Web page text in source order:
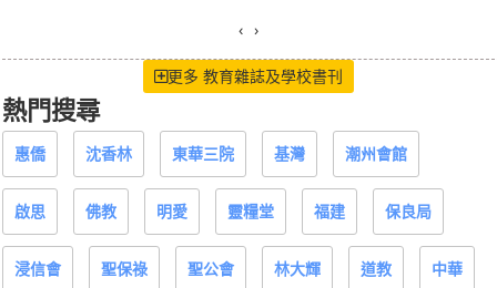
‹ ›
更多 教育雜誌及學校書刊
熱門搜尋
惠僑 沈香林 東華三院 基灣 潮州會館
啟思 佛教 明愛 靈糧堂 福建 保良局
浸信會 聖保祿 聖公會 林大輝 道教 中華